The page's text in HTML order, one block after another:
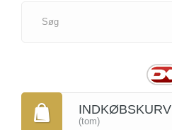
INDKØBSKURV
(tom)